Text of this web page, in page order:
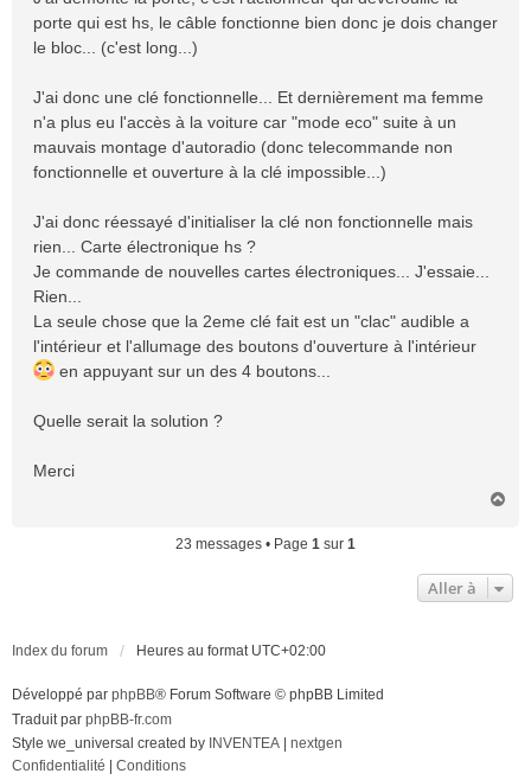
porte qui est hs, le câble fonctionne bien donc je dois changer
le bloc... (c'est long...)
J'ai donc une clé fonctionnelle... Et dernièrement ma femme
n'a plus eu l'accès à la voiture car "mode eco" suite à un
mauvais montage d'autoradio (donc telecommande non
fonctionnelle et ouverture à la clé impossible...)
J'ai donc réessayé d'initialiser la clé non fonctionnelle mais
rien... Carte électronique hs ?
Je commande de nouvelles cartes électroniques... J'essaie...
Rien...
La seule chose que la 2eme clé fait est un "clac" audible a
l'intérieur et l'allumage des boutons d'ouverture à l'intérieur
en appuyant sur un des 4 boutons...
Quelle serait la solution ?
Merci
23 messages • Page 1 sur 1
Aller à
Index du forum Heures au format UTC+02:00
Développé par phpBB® Forum Software © phpBB Limited
Traduit par phpBB-fr.com
Style we_universal created by INVENTEA
nextgen
Confidentialité
Conditions